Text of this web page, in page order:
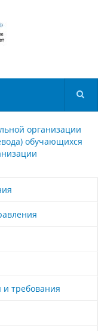
организации
обучающихся
требования